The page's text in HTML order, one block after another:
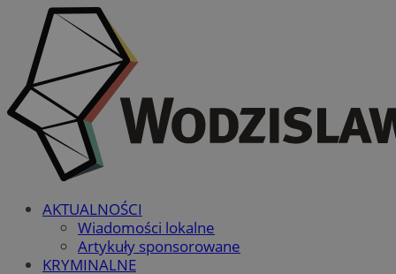
AKTUALNOŚCI
Wiadomości lokalne
Artykuły sponsorowane
KRYMINALNE